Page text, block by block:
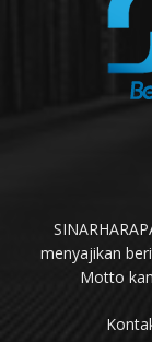
menyajikan
Motto